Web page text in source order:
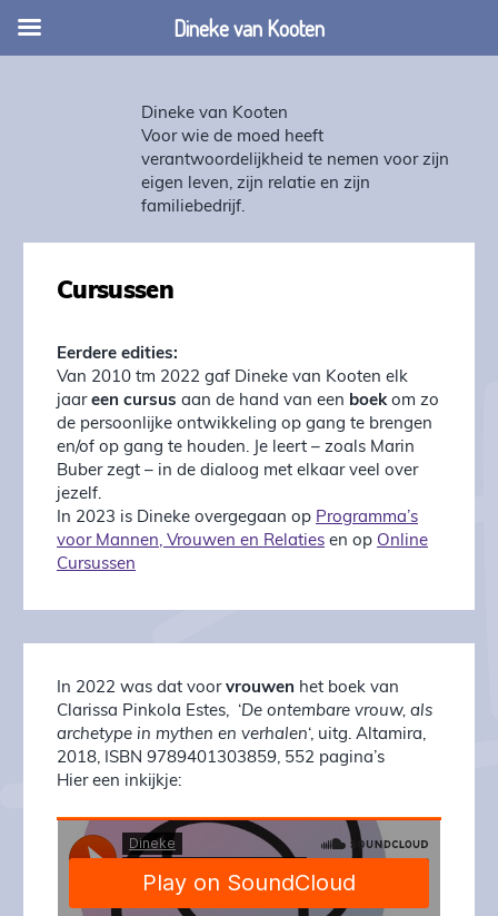
Dineke van Kooten
Voor wie de moed heeft
verantwoordelijkheid te nemen voor zijn
eigen leven, zijn relatie en zijn
familiebedrijf.
Cursussen
Eerdere edities:
Van 2010 tm 2022 gaf Dineke van Kooten elk
jaareen cursus aan de hand van een boek om zo
de persoonlijke ontwikkeling op gang te brengen
en/of op gang te houden. Je leert – zoals Marin
Buber zegt – in de dialoog met elkaar veel over
jezelf.
In 2023 is Dineke overgegaan op Programma’s
voor Mannen, Vrouwen en Relaties en op Online
Cursussen
In 2022 was dat voor vrouwen het boek van
Clarissa Pinkola Estes, ‘De ontembare vrouw, als
archetype in mythen en verhalen‘, uitg. Altamira,
2018, ISBN 9789401303859, 552 pagina’s
Hier een inkijkje:
Dineke van Kooten